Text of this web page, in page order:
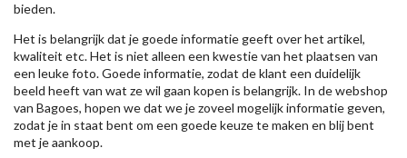
bieden.
Het is belangrijk dat je goede informatie geeft over het artikel,
kwaliteit etc. Het is niet alleen een kwestie van het plaatsen van
een leuke foto. Goede informatie, zodat de klant een duidelijk
beeld heeft van wat ze wil gaan kopen is belangrijk. In de webshop
van Bagoes, hopen we dat we je zoveel mogelijk informatie geven,
zodat je in staat bent om een goede keuze te maken en blij bent
met je aankoop.